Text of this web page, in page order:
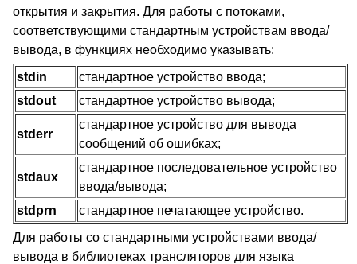
открытия и закрытия. Для работы с потоками,
соответствующими стандартным устройствам ввода/
вывода, в функциях необходимо указывать:
stdin
стандартное устройство ввода;
stdout
стандартное устройство вывода;
stderr
стандартное устройство для вывода
сообщений об ошибках;
stdaux
стандартное последовательное устройство
ввода/вывода;
stdprn
стандартное печатающее устройство.
Для работы со стандартными устройствами ввода/
вывода в библиотеках трансляторов для языка